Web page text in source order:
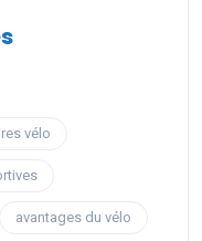
vélo
avantages du vélo